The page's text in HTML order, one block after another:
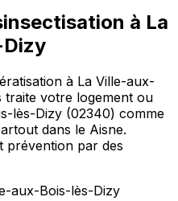
à La
à La Ville-aux-
traite votre logement ou
lès-Dizy (02340) comme
dans le Aisne.
prévention par des
aux-Bois-lès-Dizy